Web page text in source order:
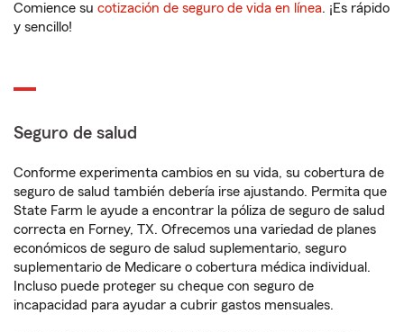
Comience su cotización de seguro de vida en línea. ¡Es rápido
y sencillo!
Seguro de salud
Conforme experimenta cambios en su vida, su cobertura de
seguro de salud también debería irse ajustando. Permita que
State Farm le ayude a encontrar la póliza de seguro de salud
correcta en Forney, TX. Ofrecemos una variedad de planes
económicos de seguro de salud suplementario, seguro
suplementario de Medicare o cobertura médica individual.
Incluso puede proteger su cheque con seguro de
incapacidad para ayudar a cubrir gastos mensuales.